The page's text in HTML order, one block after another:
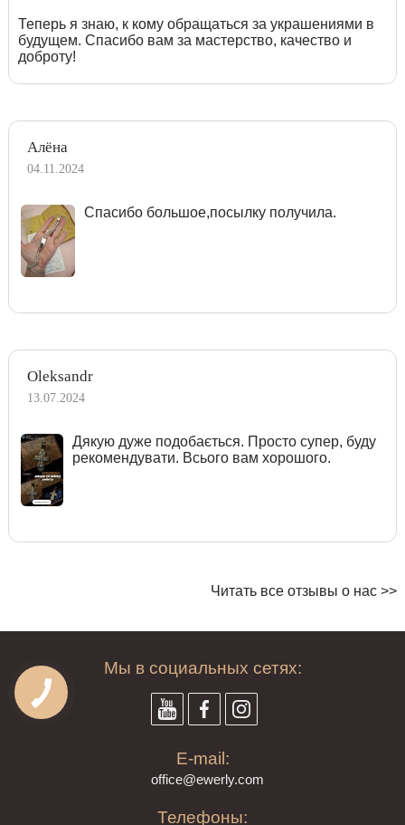
Теперь я знаю, к кому обращаться за украшениями в
будущем. Спасибо вам за мастерство, качество и
доброту!
Алёна
04.11.2024
Спасибо большое,посылку получила.
Oleksandr
13.07.2024
Дякую дуже подобається. Просто супер, буду
рекомендувати. Всього вам хорошого.
Читать все отзывы о нас >>
Мы в социальных сетях:
E-mail:
office@ewerly.com
Телефоны: